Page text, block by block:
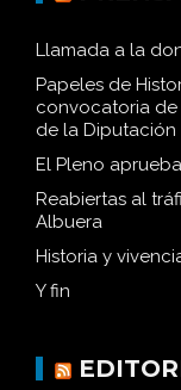
Llamada a la
Papeles de
convocatoria de
de la Diputación
El Pleno
Reabiertas al
Albuera
Historia y